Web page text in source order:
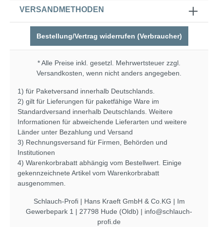
VERSANDMETHODEN
Bestellung/Vertrag widerrufen (Verbraucher)
* Alle Preise inkl. gesetzl. Mehrwertsteuer zzgl.
Versandkosten , wenn nicht anders angegeben.
1) für Paketversand innerhalb Deutschlands.
2) gilt für Lieferungen für paketfähige Ware im
Standardversand innerhalb Deutschlands. Weitere
Informationen für abweichende Lieferarten und weitere
Länder unter Bezahlung und Versand
3) Rechnungsversand für Firmen, Behörden und
Institutionen
4) Warenkorbrabatt abhängig vom Bestellwert. Einige
gekennzeichnete Artikel vom Warenkorbrabatt
ausgenommen.
Schlauch-Profi | Hans Kraeft GmbH & Co.KG | Im
Gewerbepark 1 | 27798 Hude (Oldb) | info@schlauch-
profi.de